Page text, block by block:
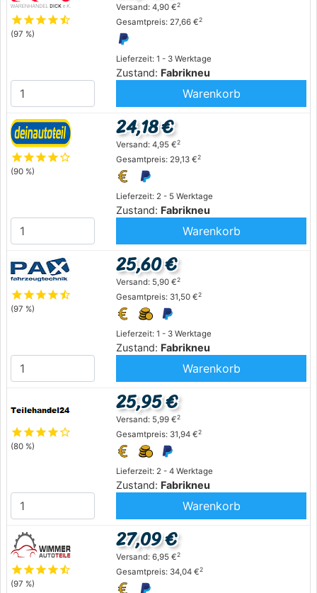
starstarstarstarstar_half
(97 %)
Lieferzeit: 1 - 3 Werktage
Zustand: Fabrikneu
Versand: 4,90 €2
Gesamtpreis: 27,66 €2
Warenkorb
starstarstarstarstar_outline
(90 %)
Lieferzeit: 2 - 5 Werktage
Zustand: Fabrikneu
24,18 €
Versand: 4,95 €2
Gesamtpreis: 29,13 €2
Warenkorb
starstarstarstarstar_half
(97 %)
Lieferzeit: 1 - 3 Werktage
Zustand: Fabrikneu
25,60 €
Versand: 5,90 €2
Gesamtpreis: 31,50 €2
Warenkorb
starstarstarstarstar_outline
(80 %)
Lieferzeit: 2 - 4 Werktage
Zustand: Fabrikneu
25,95 €
Versand: 5,99 €2
Gesamtpreis: 31,94 €2
Warenkorb
starstarstarstarstar_half
(97 %)
27,09 €
Versand: 6,95 €2
Gesamtpreis: 34,04 €2